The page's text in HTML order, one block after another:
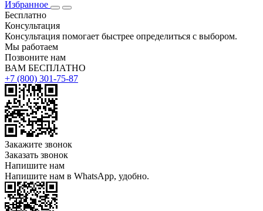
Избранное
Бесплатно
Консультация
Консультация помогает быстрее определиться с выбором.
Мы работаем
Позвоните нам
ВАМ БЕСПЛАТНО
+7 (800) 301-75-87
Закажите звонок
Заказать звонок
Напишите нам
Напишите нам в WhatsApp, удобно.